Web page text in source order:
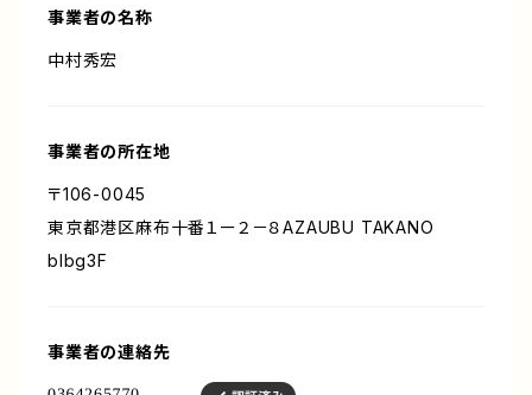
事業者の名称
中村秀宏
事業者の所在地
〒106-0045
東京都港区麻布十番１ー２－８AZAUBU TAKANO
blbg3F
事業者の連絡先